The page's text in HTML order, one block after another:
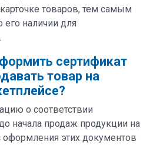
товаров, тем самым
его наличии для
сертификат
товар на
о соответствии
начала продаж продукции на
этих документов